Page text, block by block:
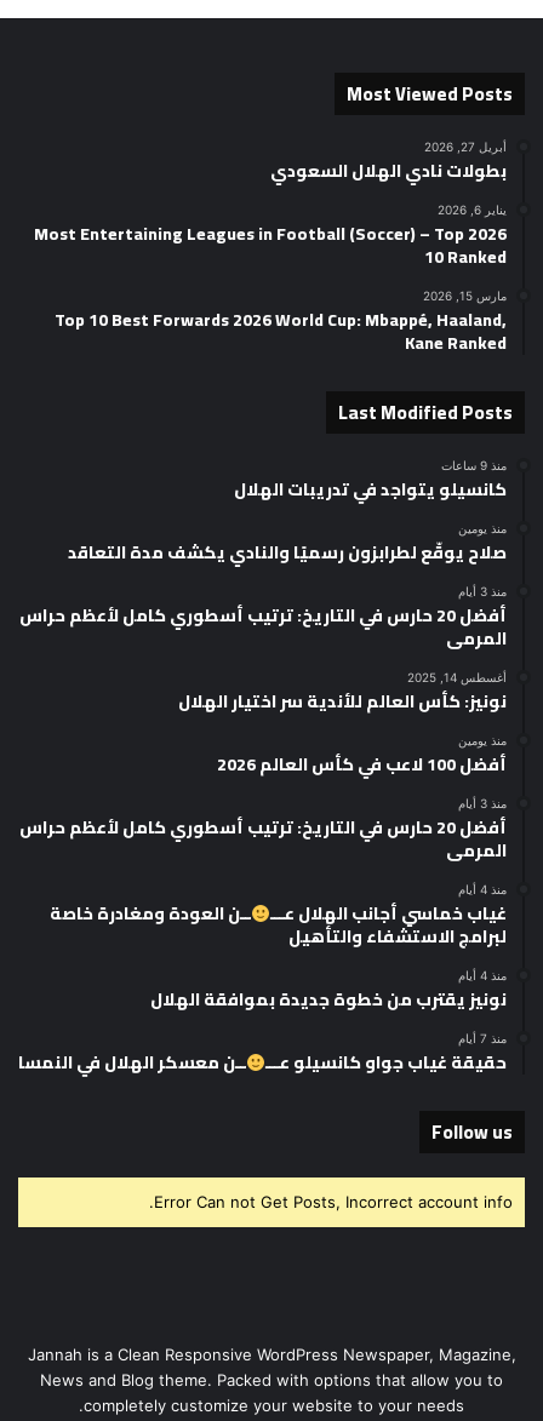
Most Viewed Posts
أبريل 27, 2026
بطولات نادي الهلال السعودي
يناير 6, 2026
2026 Most Entertaining Leagues in Football (Soccer) – Top
10 Ranked
مارس 15, 2026
Top 10 Best Forwards 2026 World Cup: Mbappé, Haaland,
Kane Ranked
Last Modified Posts
منذ 9 ساعات
كانسيلو يتواجد في تدريبات الهلال
منذ يومين
صلاح يوقّع لطرابزون رسميًا والنادي يكشف مدة التعاقد
منذ 3 أيام
أفضل 20 حارس في التاريخ: ترتيب أسطوري كامل لأعظم حراس
المرمى
أغسطس 14, 2025
نونيز: كأس العالم للأندية سر اختيار الهلال
منذ يومين
أفضل 100 لاعب في كأس العالم 2026
منذ 3 أيام
أفضل 20 حارس في التاريخ: ترتيب أسطوري كامل لأعظم حراس
المرمى
منذ 4 أيام
غياب خماسي أجانب الهلال عـــ ــن العودة ومغادرة خاصة
لبرامج الاستشفاء والتأهيل
منذ 4 أيام
نونيز يقترب من خطوة جديدة بموافقة الهلال
منذ 7 أيام
حقيقة غياب جواو كانسيلو عـــ ــن معسكر الهلال في النمسا
Follow us
Error Can not Get Posts, Incorrect account info.
Jannah is a Clean Responsive WordPress Newspaper, Magazine,
News and Blog theme. Packed with options that allow you to
completely customize your website to your needs.